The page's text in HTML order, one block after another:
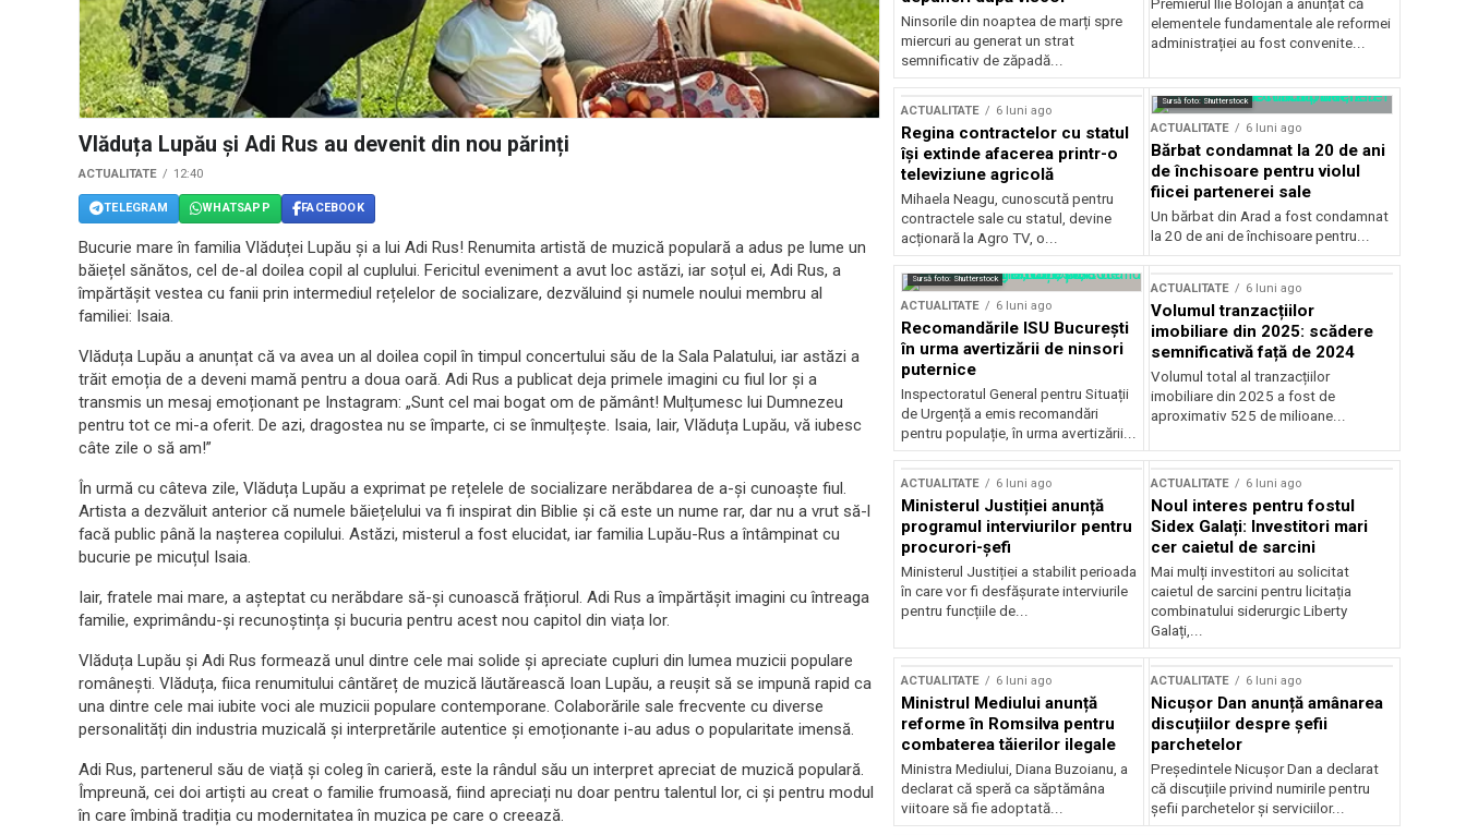
Vlăduța Lupău și Adi Rus au devenit din nou părinți
ACTUALITATE 12:40
TELEGRAM WHATSAPP FACEBOOK
Bucurie mare în familia Vlăduței Lupău și a lui Adi Rus! Renumita artistă de muzică populară a adus pe lume un
băiețel sănătos, cel de-al doilea copil al cuplului. Fericitul eveniment a avut loc astăzi, iar soțul ei, Adi Rus, a
împărtășit vestea cu fanii prin intermediul rețelelor de socializare, dezvăluind și numele noului membru al
familiei: Isaia.
Vlăduța Lupău a anunțat că va avea un al doilea copil în timpul concertului său de la Sala Palatului, iar astăzi a
trăit emoția de a deveni mamă pentru a doua oară. Adi Rus a publicat deja primele imagini cu fiul lor și a
transmis un mesaj emoționant pe Instagram: „Sunt cel mai bogat om de pământ! Mulțumesc lui Dumnezeu
pentru tot ce mi-a oferit. De azi, dragostea nu se împarte, ci se înmulțește. Isaia, Iair, Vlăduța Lupău, vă iubesc
câte zile o să am!”
În urmă cu câteva zile, Vlăduța Lupău a exprimat pe rețelele de socializare nerăbdarea de a-și cunoaște fiul.
Artista a dezvăluit anterior că numele băiețelului va fi inspirat din Biblie și că este un nume rar, dar nu a vrut să-l
facă public până la nașterea copilului. Astăzi, misterul a fost elucidat, iar familia Lupău-Rus a întâmpinat cu
bucurie pe micuțul Isaia.
Iair, fratele mai mare, a așteptat cu nerăbdare să-și cunoască frățiorul. Adi Rus a împărtășit imagini cu întreaga
familie, exprimându-și recunoștința și bucuria pentru acest nou capitol din viața lor.
Vlăduța Lupău și Adi Rus formează unul dintre cele mai solide și apreciate cupluri din lumea muzicii populare
românești. Vlăduța, fiica renumitului cântăreț de muzică lăutărească Ioan Lupău, a reușit să se impună rapid ca
una dintre cele mai iubite voci ale muzicii populare contemporane. Colaborările sale frecvente cu diverse
personalități din industria muzicală și interpretările autentice și emoționante i-au adus o popularitate imensă.
Adi Rus, partenerul său de viață și coleg în carieră, este la rândul său un interpret apreciat de muzică populară.
Împreună, cei doi artiști au creat o familie frumoasă, fiind apreciați nu doar pentru talentul lor, ci și pentru modul
în care îmbină tradiția cu modernitatea în muzica pe care o creează.
Ninsorile din noaptea de marți spre
miercuri au generat un strat
semnificativ de zăpadă...
Premierul Ilie Bolojan a anunțat că
elementele fundamentale ale reformei
administrației au fost convenite...
ACTUALITATE 6 luni ago
Regina contractelor cu statul
își extinde afacerea printr-o
televiziune agricolă
Mihaela Neagu, cunoscută pentru
contractele sale cu statul, devine
acționară la Agro TV, o...
Sursă foto: Shutterstock
ACTUALITATE 6 luni ago
Bărbat condamnat la 20 de ani
de închisoare pentru violul
fiicei partenerei sale
Un bărbat din Arad a fost condamnat
la 20 de ani de închisoare pentru...
Sursă foto: Shutterstock
ACTUALITATE 6 luni ago
Recomandările ISU București
în urma avertizării de ninsori
puternice
Inspectoratul General pentru Situații
de Urgență a emis recomandări
pentru populație, în urma avertizării...
ACTUALITATE 6 luni ago
Volumul tranzacțiilor
imobiliare din 2025: scădere
semnificativă față de 2024
Volumul total al tranzacțiilor
imobiliare din 2025 a fost de
aproximativ 525 de milioane...
ACTUALITATE 6 luni ago
Ministerul Justiției anunță
programul interviurilor pentru
procurori-șefi
Ministerul Justiției a stabilit perioada
în care vor fi desfășurate interviurile
pentru funcțiile de...
ACTUALITATE 6 luni ago
Noul interes pentru fostul
Sidex Galați: Investitori mari
cer caietul de sarcini
Mai mulți investitori au solicitat
caietul de sarcini pentru licitația
combinatului siderurgic Liberty
Galați,...
ACTUALITATE 6 luni ago
Ministrul Mediului anunță
reforme în Romsilva pentru
combaterea tăierilor ilegale
Ministra Mediului, Diana Buzoianu, a
declarat că speră ca săptămâna
viitoare să fie adoptată...
ACTUALITATE 6 luni ago
Nicușor Dan anunță amânarea
discuțiilor despre șefii
parchetelor
Președintele Nicușor Dan a declarat
că discuțiile privind numirile pentru
șefii parchetelor și serviciilor...